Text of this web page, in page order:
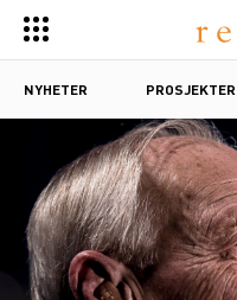
NYHETER PROSJEKTER